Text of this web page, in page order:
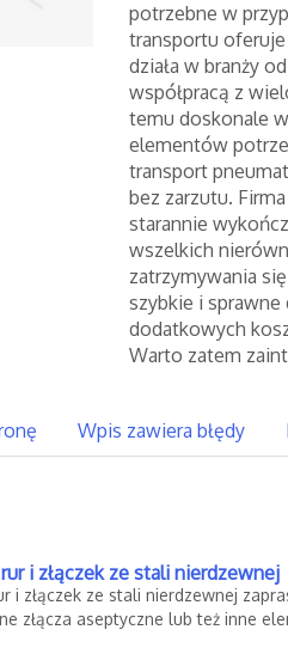
potrzebne w
transportu
działa w branży
współpracą z
temu doskonale
elementów
transport
bez zarzutu.
starannie
wszelkich
zatrzymywania
szybkie i sprawne
dodatkowych
Warto zatem
Wpis zawiera błędy
i złączek ze stali nierdzewnej
i złączek ze stali nierdzewnej
złącza aseptyczne lub też inne